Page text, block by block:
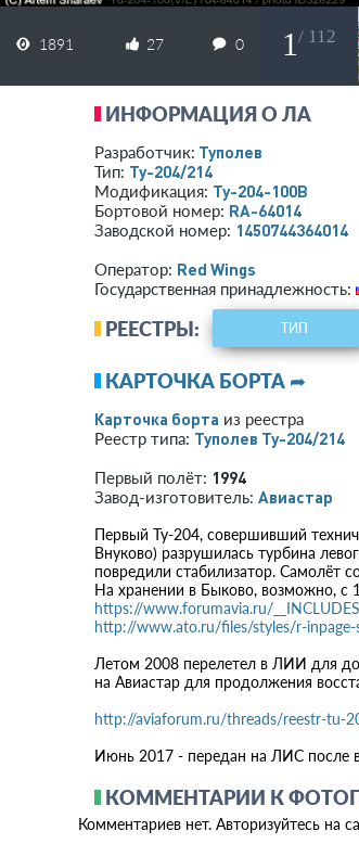
1891 27 0 1 / 112
ИНФОРМАЦИЯ О ЛА
Разработчик: Туполев
Тип: Ту-204/214
Модификация: Ту-204-100В
Бортовой номер: RA-64014
Заводской номер: 1450744364014
Оператор: Red Wings
Государственная принадлежность:
РЕЕСТРЫ: ТИП
КАРТОЧКА БОРТА ➦
Карточка борта из реестра
Реестр типа: Туполев Ту-204/214
Первый полёт: 1994
Завод-изготовитель: Авиастар
Первый Ту-204, совершивший
Внуково) разрушилась турбина
повредили стабилизатор. Самолёт
На хранении в Быково, возможно, с
https://www.forumavia.ru/
http://www.ato.ru/files/styles/r-
Летом 2008 перелетел в ЛИИ для
на Авиастар для продолжения
http://aviaforum.ru/threads/reestr-tu-
Июнь 2017 - передан на ЛИС после
КОММЕНТАРИИ К
Комментариев нет. Авторизуйтесь на